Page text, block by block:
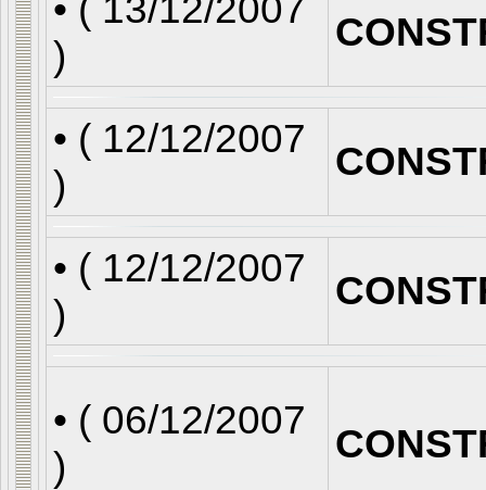
)
• ( 12/12/2007
)
• ( 12/12/2007
)
• ( 06/12/2007
)